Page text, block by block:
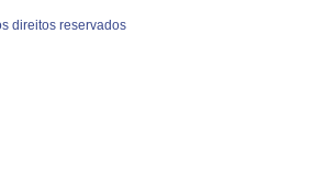
direitos reservados